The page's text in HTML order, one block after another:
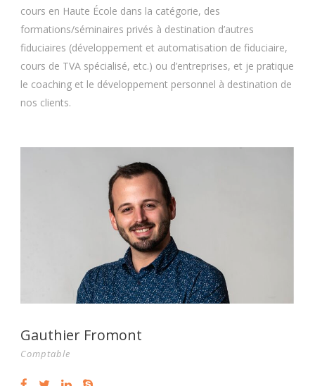
cours en Haute École dans la catégorie, des
formations/séminaires privés à destination d’autres
fiduciaires (développement et automatisation de fiduciaire,
cours de TVA spécialisé, etc.) ou d’entreprises, et je pratique
le coaching et le développement personnel à destination de
nos clients.
Gauthier Fromont
Comptable